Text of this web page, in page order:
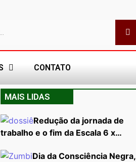
CONTATO
MAIS LIDAS
Redução da jornada de
trabalho e o fim da Escala 6 x…
Dia da Consciência Negra,